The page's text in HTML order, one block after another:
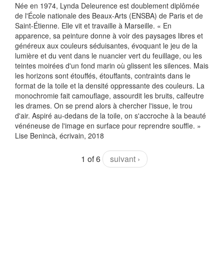
Née en 1974, Lynda Deleurence est doublement diplômée
de l'École nationale des Beaux-Arts (ENSBA) de Paris et de
Saint-Étienne. Elle vit et travaille à Marseille. « En
apparence, sa peinture donne à voir des paysages libres et
généreux aux couleurs séduisantes, évoquant le jeu de la
lumière et du vent dans le nuancier vert du feuillage, ou les
teintes moirées d'un fond marin où glissent les silences. Mais
les horizons sont étouffés, étouffants, contraints dans le
format de la toile et la densité oppressante des couleurs. La
monochromie fait camouflage, assourdit les bruits, calfeutre
les drames. On se prend alors à chercher l'issue, le trou
d'air. Aspiré au-dedans de la toile, on s'accroche à la beauté
vénéneuse de l'image en surface pour reprendre souffle. »
Lise Benincà, écrivain, 2018
1 of 6 suivant ›